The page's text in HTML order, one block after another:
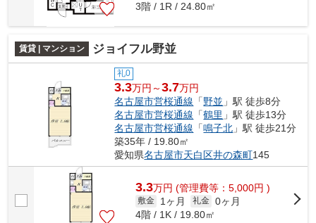
3階 / 1R / 24.80㎡
賃貸 | マンション ジョイフル野並
礼0
3.3万円～3.7万円
名古屋市営桜通線 「野並 」駅 徒歩8分
名古屋市営桜通線 「鶴里 」駅 徒歩13分
名古屋市営桜通線 「鳴子北 」駅 徒歩21分
築35年 / 19.80㎡
愛知県名古屋市天白区井の森町145
3.3万円 (管理費等：5,000円 )
敷金 1ヶ月 礼金 0ヶ月
4階 / 1K / 19.80㎡